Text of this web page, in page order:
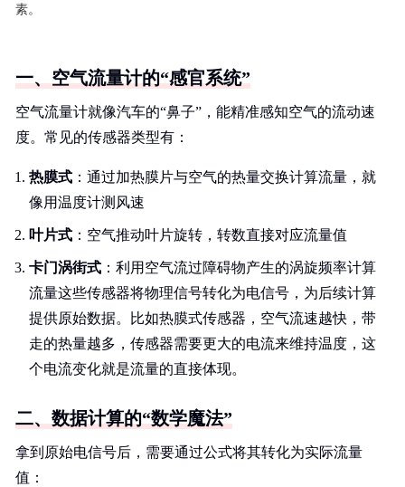
素。
一、空气流量计的“感官系统”
空气流量计就像汽车的“鼻子”，能精准感知空气的流动速
度。常见的传感器类型有：
热膜式 ：通过加热膜片与空气的热量交换计算流量，就
像用温度计测风速
叶片式 ：空气推动叶片旋转，转数直接对应流量值
卡门涡街式 ：利用空气流过障碍物产生的涡旋频率计算
流量这些传感器将物理信号转化为电信号，为后续计算
提供原始数据。比如热膜式传感器，空气流速越快，带
走的热量越多，传感器需要更大的电流来维持温度，这
个电流变化就是流量的直接体现。
二、数据计算的“数学魔法”
拿到原始电信号后，需要通过公式将其转化为实际流量
值：